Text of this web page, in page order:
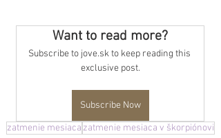
Want to read more?
Subscribe to jove.sk to keep reading this
exclusive post.
Subscribe Now
zatmenie mesiaca zatmenie mesiaca v škorpiónovi